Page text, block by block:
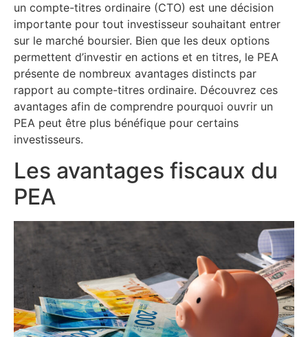
un compte-titres ordinaire (CTO) est une décision
importante pour tout investisseur souhaitant entrer
sur le marché boursier. Bien que les deux options
permettent d’investir en actions et en titres, le PEA
présente de nombreux avantages distincts par
rapport au compte-titres ordinaire. Découvrez ces
avantages afin de comprendre pourquoi ouvrir un
PEA peut être plus bénéfique pour certains
investisseurs.
Les avantages fiscaux du
PEA